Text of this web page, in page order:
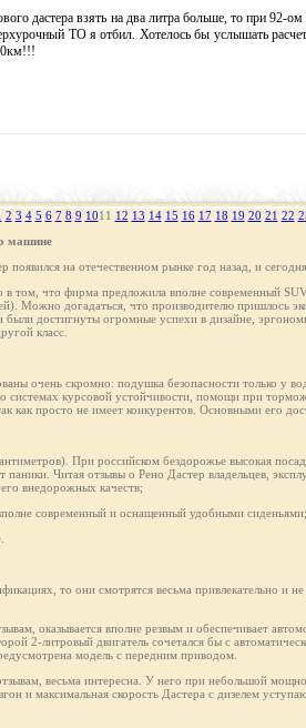
дастера взять на два литра больше, то при 92-
ТО я отбил. Хотелось бы услышать
2 3 4 5 6 7 8 9 1011 12 13 14 15 16 17 18 19 20 21 22
машине
на отечественном рынке год назад, и
в том, что фирма предложила вполне современный
Можно догадаться, что производителю пришлось
достигнуты огромные успехи в дизайне,
класс.
очень скромно: подушка безопасности только у
системах курсовой устойчивости, помощи при
как просто не имеет конкурентов. Основными его
При российском бездорожье высокая
паники. Читая отзывы о Рено Дастер владельцев,
внедорожных качеств;
современный и оснащенный удобными сиденьями;
то они смотрятся весьма привлекательно и
оказывается вполне резвым и обеспечивает
2-литровый двигатель сочетался бы с
модель с передним приводом.
весьма интересна. У него при небольшой
и максимальная скорость Дастерa с дизелем